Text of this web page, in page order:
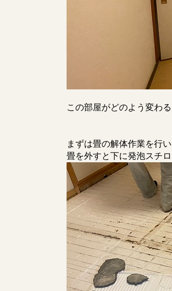
この部屋がどのよう変わ
まずは畳の解体作業を行い
畳を外すと下に発泡スチ